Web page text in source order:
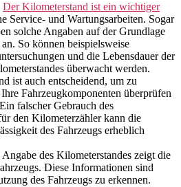
Der Kilometerstand ist ein wichtiger
Service- und Wartungsarbeiten. Sogar
solche Angaben auf der Grundlage
So können beispielsweise
und die Lebensdauer der
überwacht werden.
ist auch entscheidend, um zu
Fahrzeugkomponenten überprüfen
falscher Gebrauch des
den Kilometerzähler kann die
des Fahrzeugs erheblich
des Kilometerstandes zeigt die
Diese Informationen sind
des Fahrzeugs zu erkennen.